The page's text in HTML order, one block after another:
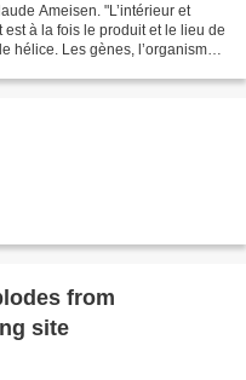
Ameisen. "L’intérieur et
est à la fois le produit et le lieu de
hélice. Les gènes, l’organisme,
from
site